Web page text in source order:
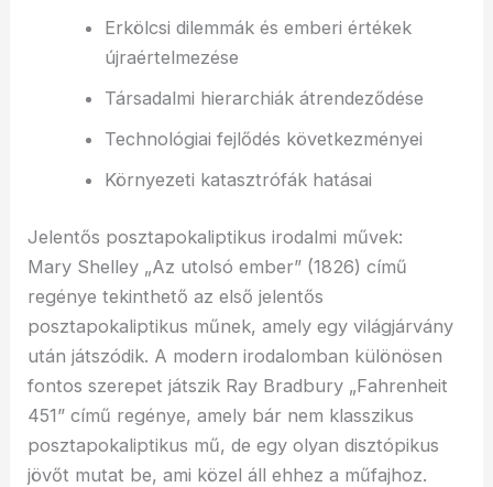
Erkölcsi dilemmák és emberi értékek
újraértelmezése
Társadalmi hierarchiák átrendeződése
Technológiai fejlődés következményei
Környezeti katasztrófák hatásai
Jelentős posztapokaliptikus irodalmi művek:
Mary Shelley „Az utolsó ember” (1826) című
regénye tekinthető az első jelentős
posztapokaliptikus műnek, amely egy világjárvány
után játszódik. A modern irodalomban különösen
fontos szerepet játszik Ray Bradbury „Fahrenheit
451” című regénye, amely bár nem klasszikus
posztapokaliptikus mű, de egy olyan disztópikus
jövőt mutat be, ami közel áll ehhez a műfajhoz.